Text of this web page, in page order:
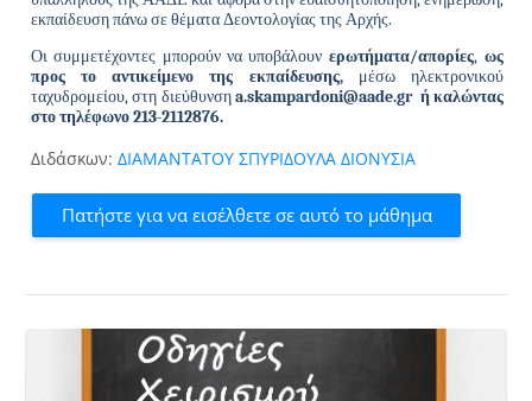
εκπαίδευση πάνω σε θέματα Δεοντολογίας της Αρχής.
Οι συμμετέχοντες μπορούν να υποβάλουν ερωτήματα/απορίες, ως
προς το αντικείμενο της εκπαίδευσης, μέσω ηλεκτρονικού
ταχυδρομείου, στη διεύθυνσηa.skampardoni@aade.gr ή καλώντας
στο τηλέφωνο 213-2112876.
Διδάσκων: ΔΙΑΜΑΝΤΑΤΟΥ ΣΠΥΡΙΔΟΥΛΑ ΔΙΟΝΥΣΙΑ
Πατήστε για να εισέλθετε σε αυτό το μάθημα